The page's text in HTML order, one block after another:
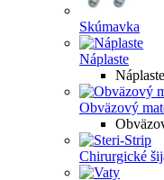
Skúmavka
Náplaste
Náplaste
Obväzový
Chirurgické